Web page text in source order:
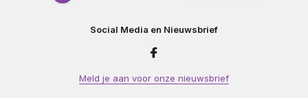
Social Media en Nieuwsbrief
Meld je aan voor onze nieuwsbrief